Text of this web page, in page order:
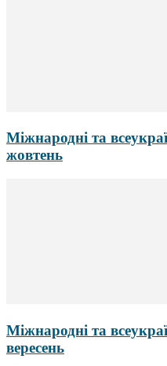
Міжнародні та
жовтень
Міжнародні та
вересень